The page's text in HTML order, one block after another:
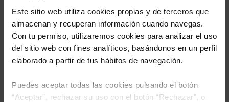
Este sitio web utiliza cookies propias y de terceros que
almacenan y recuperan información cuando navegas.
Con tu permiso, utilizaremos cookies para analizar el uso
del sitio web con fines analíticos, basándonos en un perfil
elaborado a partir de tus hábitos de navegación.
Puedes aceptar todas las cookies pulsando el botón
“Aceptar”, rechazar su uso con el botón “Rechazar”, o